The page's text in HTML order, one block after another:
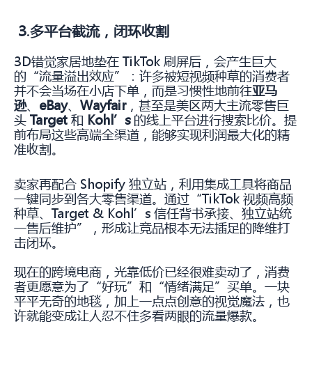
3.多平台截流，闭环收割
3D错觉家居地垫在 TikTok 刷屏后，会产生巨大
的“流量溢出效应”：许多被短视频种草的消费者
并不会当场在小店下单，而是习惯性地前往亚马
逊、 eBay、 Wayfair，甚至是美区两大主流零售巨
头 Target 和 Kohl’s的线上平台进行搜索比价。提
前布局这些高端全渠道，能够实现利润最大化的精
准收割。
卖家再配合 Shopify 独立站，利用集成工具将商品
一键同步到各大零售渠道。通过“TikTok 视频高频
种草、Target & Kohl’s 信任背书承接、独立站统
一售后维护”，形成让竞品根本无法插足的降维打
击闭环。
现在的跨境电商，光靠低价已经很难卖动了，消费
者更愿意为了“好玩”和“情绪满足”买单。一块
平平无奇的地毯，加上一点点创意的视觉魔法，也
许就能变成让人忍不住多看两眼的流量爆款。